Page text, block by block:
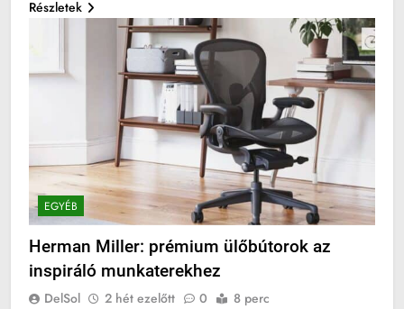
Részletek
EGYÉB
Herman Miller: prémium ülőbútorok az
inspiráló munkaterekhez
DelSol 2 hét ezelőtt 0 8 perc